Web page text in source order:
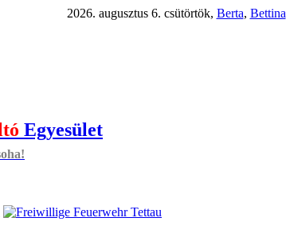
2026. augusztus 6. csütörtök, Berta, Bettina
Egyesület